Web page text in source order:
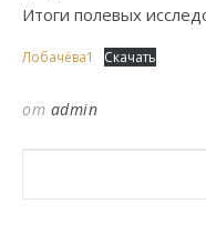
Итоги полевых
Лобачёва1 Скачать
от admin